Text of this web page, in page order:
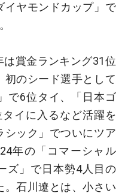
イヤモンドカップ」で
賞金ランキング31位
初のシード選手として
で6位タイ、「日本ゴ
イに入るなど活躍を
シック」でついにツア
年の「コマーシャル
ズ」で日本勢4人目の
。石川遼とは、小さい